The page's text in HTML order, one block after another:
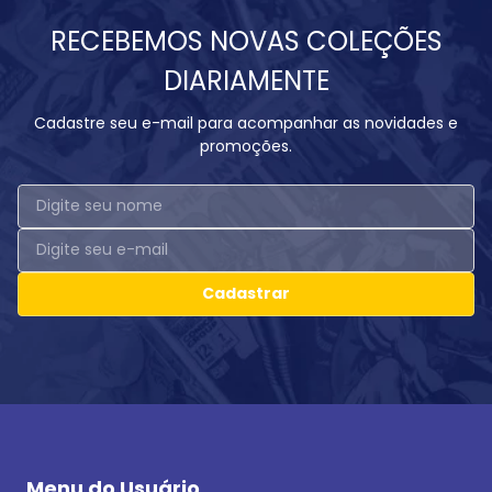
RECEBEMOS NOVAS COLEÇÕES
DIARIAMENTE
Cadastre seu e-mail para acompanhar as novidades e
promoções.
Cadastrar